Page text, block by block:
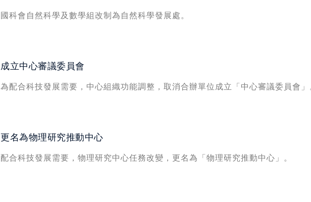
國科會自然科學及數學組改制為自然科學發展處。
成立中心審議委員會
為配合科技發展需要，中心組織功能調整，取消合辦單位成立「中心審議委員會
更名為物理研究推動中心
配合科技發展需要，物理研究中心任務改變，更名為「物理研究推動中心」。